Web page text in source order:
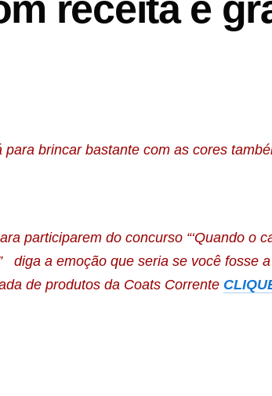
brincar bastante com as cores
participarem do concurso “‘Quando o
diga a emoção que seria se você fosse a
de produtos da Coats Corrente